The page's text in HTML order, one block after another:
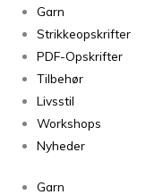
Garn
Strikkeopskrifter
PDF-Opskrifter
Tilbehør
Livsstil
Workshops
Nyheder
Garn
efter
seneste